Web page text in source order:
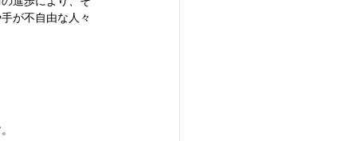
が不自由な人々